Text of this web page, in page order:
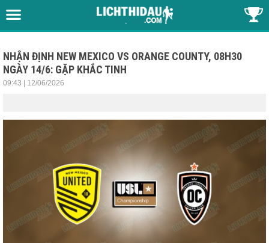
NHẬN ĐỊNH NEW MEXICO VS ORANGE COUNTY, 08H30
NGÀY 14/6: GẶP KHẮC TINH
09:43 | 12/06/2026